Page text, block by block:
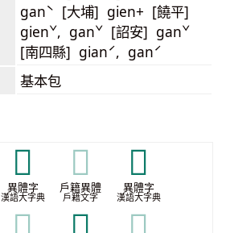
ganˋ [大埔] gien+ [饒平]
gienˇ, ganˇ [詔安] ganˇ
[南四縣] gianˊ, ganˊ
基本包
𡆐
異體字
漢語大字典
𡆐
戶籍異體
戶籍文字
𡆒
異體字
漢語大字典